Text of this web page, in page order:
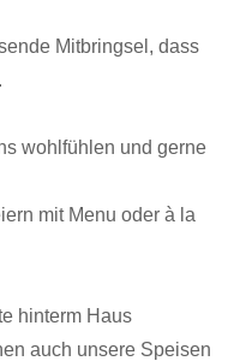
Mitbringsel, dass
wohlfühlen und gerne
mit Menu oder à la
hinterm Haus
auch unsere Speisen